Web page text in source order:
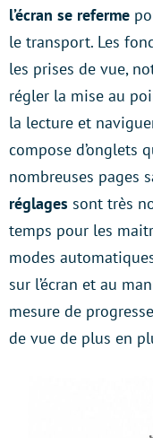
l’écran se referme
le transport. Les
les prises de vue,
régler la mise au
la lecture et
compose d’onglets
nombreuses pages
réglages sont très
temps pour les
modes
sur l’écran et au
mesure de
de vue de plus en